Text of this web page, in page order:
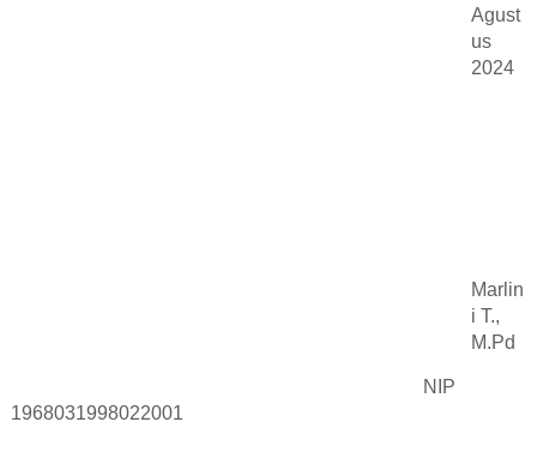
Agust
us
2024
Marlin
i T.,
M.Pd
NIP
1968031998022001